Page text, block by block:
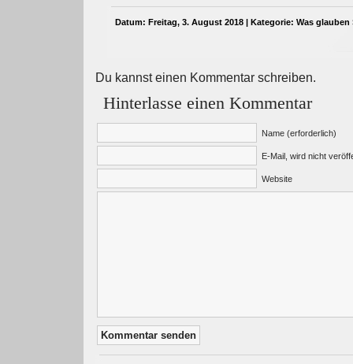
Datum: Freitag, 3. August 2018 | Kategorie: Was glauben
Du kannst einen Kommentar schreiben.
Hinterlasse einen Kommentar
Name (erforderlich)
E-Mail, wird nicht
Website